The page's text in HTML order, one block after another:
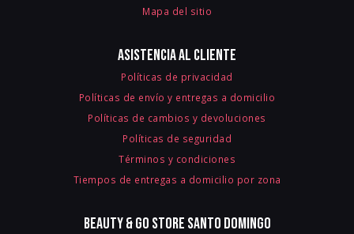
Mapa del sitio
Asistencia al cliente
Políticas de privacidad
Políticas de envío y entregas a domicilio
Políticas de cambios y devoluciones
Políticas de seguridad
Términos y condiciones
Tiempos de entregas a domicilio por zona
Beauty & Go Store Santo Domingo